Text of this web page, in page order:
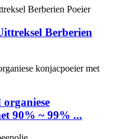
Berberien
90% ~ 99% ...